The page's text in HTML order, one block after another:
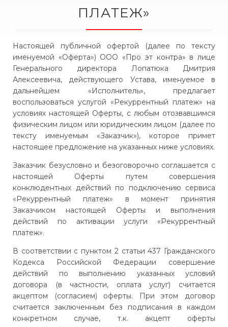
ПЛАТЕЖ»
Настоящей публичной офертой (далее по тексту
именуемой «Оферта») ООО «Про эт контра» в лице
Генерального директора Лопатюка Дмитрия
Алексеевича, действующего Устава, именуемое в
дальнейшем «Исполнитель», предлагает
воспользоваться услугой «Рекуррентный платеж» на
условиях настоящей Оферты, с любым отозвавшимся
физическим лицом или юридическим лицом (далее по
тексту именуемым «Заказчик»), которое примет
настоящее предложение на указанных ниже условиях.
Заказчик безусловно и безоговорочно соглашается с
настоящей Оферты путем совершения
конклюдентных действий по подключению сервиса
«Рекуррентный платеж» в момент принятия
Заказчиком настоящей Оферты и выполнения
действий по активации услуги «Рекуррентный
платеж».
В соответствии с пунктом 2 статьи 437 Гражданского
Кодекса Российской Федерации совершение
действий по выполнению указанных условий
договора (в частности, оплата услуг) считается
акцептом (согласием) оферты. При этом договор
считается заключенным без подписания в каждом
конкретном случае, т.к. акцепт оферты